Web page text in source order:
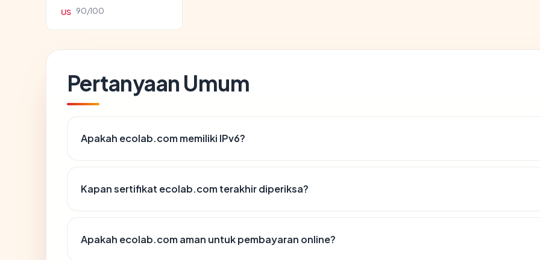
US 90/100
Pertanyaan Umum
Apakah ecolab.com memiliki IPv6?
Kapan sertifikat ecolab.com terakhir diperiksa?
Apakah ecolab.com aman untuk pembayaran online?